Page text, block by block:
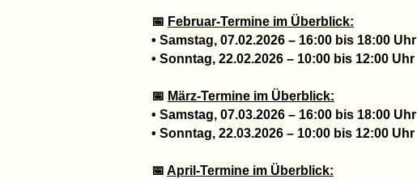
📅 Februar-Termine im Überblick:
• Samstag, 07.02.2026 – 16:00 bis 18:00 Uhr
• Sonntag, 22.02.2026 – 10:00 bis 12:00 Uhr
📅 März-Termine im Überblick:
• Samstag, 07.03.2026 – 16:00 bis 18:00 Uhr
• Sonntag, 22.03.2026 – 10:00 bis 12:00 Uhr
📅 April-Termine im Überblick: